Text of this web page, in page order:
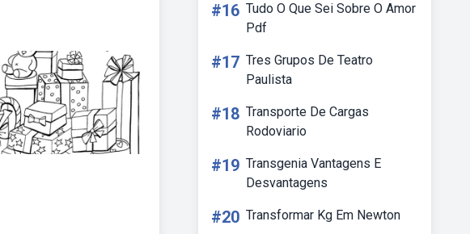
#16 Tudo O Que Sei Sobre O Amor
Pdf
#17 Tres Grupos De Teatro
Paulista
#18 Transporte De Cargas
Rodoviario
#19 Transgenia Vantagens E
Desvantagens
#20 Transformar Kg Em Newton